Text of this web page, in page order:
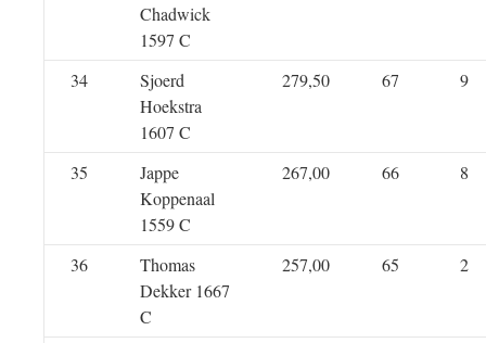
Chadwick
1597 C
34
Sjoerd
Hoekstra
1607 C
279,50 67 9
35
Jappe
Koppenaal
1559 C
267,00 66 8
36
Thomas
Dekker 1667
C
257,00 65 2